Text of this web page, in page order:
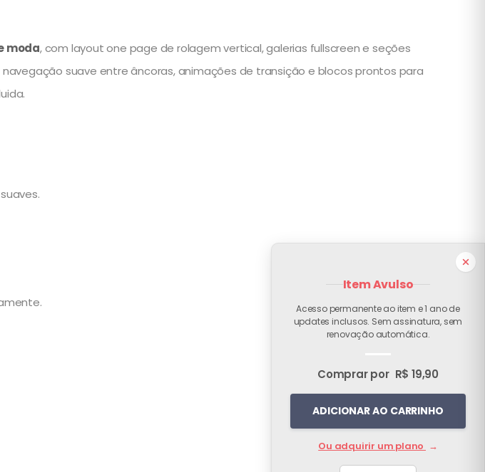
moda, com layout one page de rolagem vertical, galerias fullscreen e seções
suave entre âncoras, animações de transição e blocos prontos para
Item Avulso
Acesso permanente ao item e 1 ano de
updates inclusos. Sem assinatura, sem
renovação automática.
Comprar por R$ 19,90
ADICIONAR AO CARRINHO
Ou adquirir um plano →